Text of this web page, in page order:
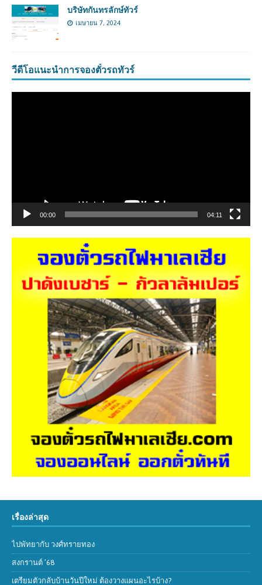
บริษัทกันทรลักษ์ทัวร์
เมษายน 7, 2024
วีดีโอแนะนำการจองตั๋วรถทัวร์
00:00 04:11
เรื่องล่าสุด
ไปพัทยากับ วงศ์ทรายทอง
สงกรานต์ ’68
เตรียมตัวกลับบ้านวันปีใหม่ ต้องวางแผนอะไรบ้าง?